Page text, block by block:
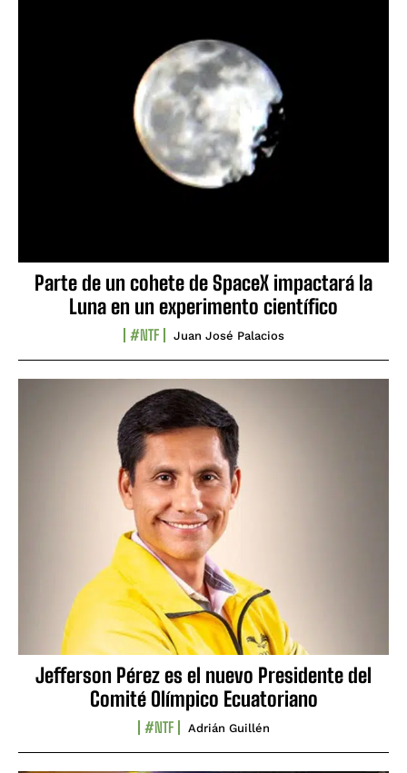
Parte de un cohete de SpaceX impactará la
Luna en un experimento científico
#NTF Juan José Palacios
Jefferson Pérez es el nuevo Presidente del
Comité Olímpico Ecuatoriano
#NTF Adrián Guillén